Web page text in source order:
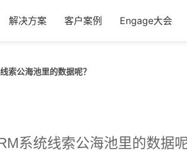
解决方案 客户案例 Engage大会
索公海池里的数据呢？
系统线索公海池里的数据呢